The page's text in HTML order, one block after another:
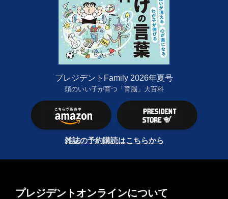
プレジデントFamily 2026年夏号
頭のいい子が育つ「育脳」大百科
雑誌の予約購読はこちらから
プレジデントオンラインについて